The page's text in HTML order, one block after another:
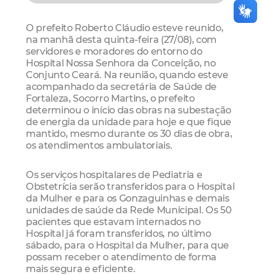
O prefeito Roberto Cláudio esteve reunido,
na manhã desta quinta-feira (27/08), com
servidores e moradores do entorno do
Hospital Nossa Senhora da Conceição, no
Conjunto Ceará. Na reunião, quando esteve
acompanhado da secretária de Saúde de
Fortaleza, Socorro Martins, o prefeito
determinou o início das obras na subestação
de energia da unidade para hoje e que fique
mantido, mesmo durante os 30 dias de obra,
os atendimentos ambulatoriais.
Os serviços hospitalares de Pediatria e
Obstetrícia serão transferidos para o Hospital
da Mulher e para os Gonzaguinhas e demais
unidades de saúde da Rede Municipal. Os 50
pacientes que estavam internados no
Hospital já foram transferidos, no último
sábado, para o Hospital da Mulher, para que
possam receber o atendimento de forma
mais segura e eficiente.